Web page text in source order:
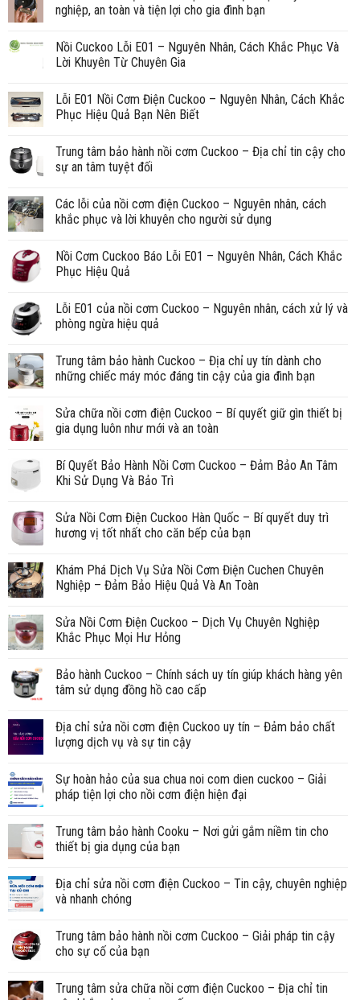
nghiệp, an toàn và tiện lợi cho gia đình bạn
Nồi Cuckoo Lỗi E01 – Nguyên Nhân, Cách Khắc Phục Và
Lời Khuyên Từ Chuyên Gia
Lỗi E01 Nồi Cơm Điện Cuckoo – Nguyên Nhân, Cách Khắc
Phục Hiệu Quả Bạn Nên Biết
Trung tâm bảo hành nồi cơm Cuckoo – Địa chỉ tin cậy cho
sự an tâm tuyệt đối
Các lỗi của nồi cơm điện Cuckoo – Nguyên nhân, cách
khắc phục và lời khuyên cho người sử dụng
Nồi Cơm Cuckoo Báo Lỗi E01 – Nguyên Nhân, Cách Khắc
Phục Hiệu Quả
Lỗi E01 của nồi cơm Cuckoo – Nguyên nhân, cách xử lý và
phòng ngừa hiệu quả
Trung tâm bảo hành Cuckoo – Địa chỉ uy tín dành cho
những chiếc máy móc đáng tin cậy của gia đình bạn
Sửa chữa nồi cơm điện Cuckoo – Bí quyết giữ gìn thiết bị
gia dụng luôn như mới và an toàn
Bí Quyết Bảo Hành Nồi Cơm Cuckoo – Đảm Bảo An Tâm
Khi Sử Dụng Và Bảo Trì
Sửa Nồi Cơm Điện Cuckoo Hàn Quốc – Bí quyết duy trì
hương vị tốt nhất cho căn bếp của bạn
Khám Phá Dịch Vụ Sửa Nồi Cơm Điện Cuchen Chuyên
Nghiệp – Đảm Bảo Hiệu Quả Và An Toàn
Sửa Nồi Cơm Điện Cuckoo – Dịch Vụ Chuyên Nghiệp
Khắc Phục Mọi Hư Hỏng
Bảo hành Cuckoo – Chính sách uy tín giúp khách hàng yên
tâm sử dụng đồng hồ cao cấp
Địa chỉ sửa nồi cơm điện Cuckoo uy tín – Đảm bảo chất
lượng dịch vụ và sự tin cậy
Sự hoàn hảo của sua chua noi com dien cuckoo – Giải
pháp tiện lợi cho nồi cơm điện hiện đại
Trung tâm bảo hành Cooku – Nơi gửi gắm niềm tin cho
thiết bị gia dụng của bạn
Địa chỉ sửa nồi cơm điện Cuckoo – Tin cậy, chuyên nghiệp
và nhanh chóng
Trung tâm bảo hành nồi cơm Cuckoo – Giải pháp tin cậy
cho sự cố của bạn
Trung tâm sửa chữa nồi cơm điện Cuckoo – Địa chỉ tin